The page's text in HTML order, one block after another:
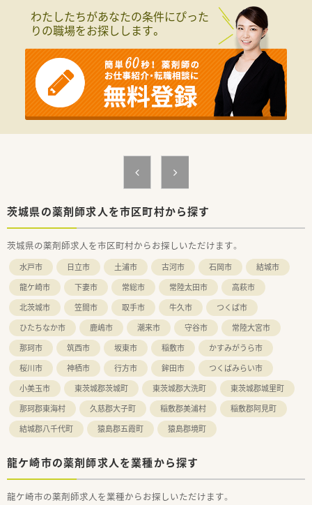
■薬剤師が中心の会社だからこそ活躍できるキャリアパスが多
種多様に用意されています。
■店舗拡大に伴い、エリアマネジャーや営業部長等のマネジメン
■在宅や教育等の専門性を活かせるスペシャリストを目指すこ
とも可能です。
■その他にも、管理部門や商品部門等の本社スタッフなど活動領
域は多種多様です。
■在宅実施店舗は年々増加しており、在宅医療へもしっかりと関
わる事ができます。
■育児休暇は3歳まで取得が可能で、時短制度は小学5年生まで
■年間休日が120日とワークライフバランスが整っています
■日用品から常備薬まで、従業員割引制度など嬉しいメリットも
わたしたちがあなたの条件にぴった
りの職場をお探しします。
茨城県の薬剤師求人を市区町村から探す
茨城県の薬剤師求人を市区町村からお探しいただけます。
水戸市 日立市 土浦市 古河市 石岡市
結城市
龍ケ崎市
下妻市 常総市 常陸太田市
高萩市
北茨城市
笠間市 取手市 牛久市
つくば市
ひたちなか市
鹿嶋市 潮来市 守谷市
常陸大宮市
那珂市
筑西市 坂東市 稲敷市
かすみがうら市
桜川市
神栖市 行方市 鉾田市
つくばみらい市
小美玉市
東茨城郡茨城町 東茨城郡大洗町
東茨城郡城里町
那珂郡東海村
久慈郡大子町 稲敷郡美浦村
稲敷郡阿見町
結城郡八千代町
猿島郡五霞町 猿島郡境町
龍ケ崎市の薬剤師求人を業種から探す
龍ケ崎市の薬剤師求人を業種からお探しいただけます。